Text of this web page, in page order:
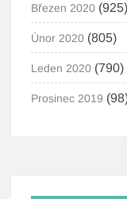
Březen 2020 (925)
Únor 2020 (805)
Leden 2020 (790)
Prosinec 2019